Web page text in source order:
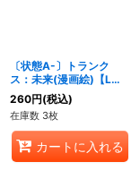
〔状態A-〕トランク
ス：未来(漫画絵)【L】
{SB02-001}
260円(税込)
在庫数 3枚
カートに入れる